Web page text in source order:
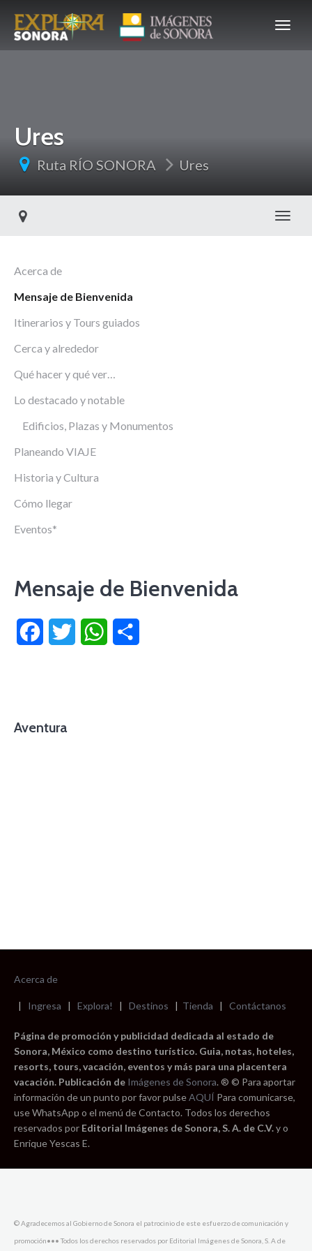
Ures
Ruta RÍO SONORA Ures
Acerca de
Mensaje de Bienvenida
Itinerarios y Tours guiados
Cerca y alrededor
Qué hacer y qué ver…
Lo destacado y notable
Edificios, Plazas y Monumentos
Planeando VIAJE
Historia y Cultura
Cómo llegar
Eventos*
Mensaje de Bienvenida
FacebookTwitter WhatsApp
Aventura
Acerca de
| Ingresa | Explora! | Destinos | Tienda | Contáctanos
Página de promoción y publicidad dedicada al estado de
Sonora, México como destino turístico. Guia, notas, hoteles,
resorts, tours, vacación, eventos y más para una placentera
vacación. Publicación de Imágenes de Sonora. ® © Para aportar
información de un punto por favor pulseAQUÍ Para comunicarse,
use WhatsApp o el menú de Contacto. Todos los derechos
reservados por Editorial Imágenes de Sonora, S. A. de C.V.y o
Enrique Yescas E.
© Agradecemos al Gobierno de Sonora el patrocinio de este esfuerzo de comunicación y
promoción••• Todos los derechos reservados por Editorial Imágenes de Sonora, S. A de